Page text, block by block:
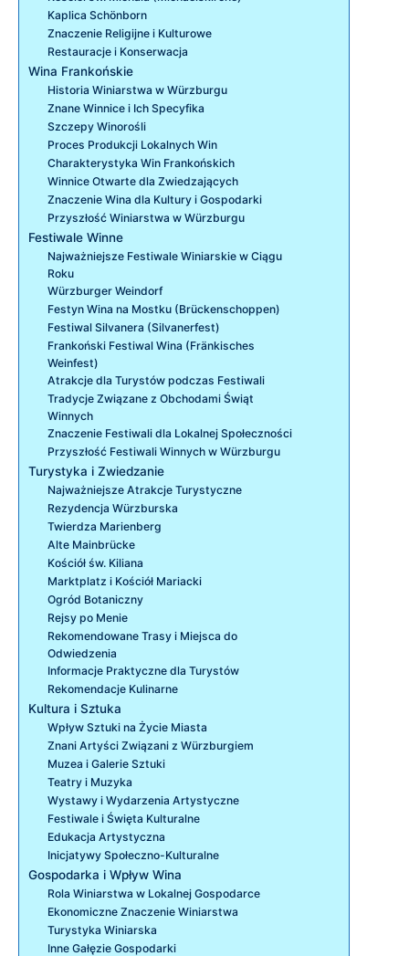
Kaplica Schönborn
Znaczenie Religijne i Kulturowe
Restauracje i Konserwacja
Wina Frankońskie
Historia Winiarstwa w Würzburgu
Znane Winnice i Ich Specyfika
Szczepy Winorośli
Proces Produkcji Lokalnych Win
Charakterystyka Win Frankońskich
Winnice Otwarte dla Zwiedzających
Znaczenie Wina dla Kultury i Gospodarki
Przyszłość Winiarstwa w Würzburgu
Festiwale Winne
Najważniejsze Festiwale Winiarskie w Ciągu
Roku
Würzburger Weindorf
Festyn Wina na Mostku (Brückenschoppen)
Festiwal Silvanera (Silvanerfest)
Frankoński Festiwal Wina (Fränkisches
Weinfest)
Atrakcje dla Turystów podczas Festiwali
Tradycje Związane z Obchodami Świąt
Winnych
Znaczenie Festiwali dla Lokalnej Społeczności
Przyszłość Festiwali Winnych w Würzburgu
Turystyka i Zwiedzanie
Najważniejsze Atrakcje Turystyczne
Rezydencja Würzburska
Twierdza Marienberg
Alte Mainbrücke
Kościół św. Kiliana
Marktplatz i Kościół Mariacki
Ogród Botaniczny
Rejsy po Menie
Rekomendowane Trasy i Miejsca do
Odwiedzenia
Informacje Praktyczne dla Turystów
Rekomendacje Kulinarne
Kultura i Sztuka
Wpływ Sztuki na Życie Miasta
Znani Artyści Związani z Würzburgiem
Muzea i Galerie Sztuki
Teatry i Muzyka
Wystawy i Wydarzenia Artystyczne
Festiwale i Święta Kulturalne
Edukacja Artystyczna
Inicjatywy Społeczno-Kulturalne
Gospodarka i Wpływ Wina
Rola Winiarstwa w Lokalnej Gospodarce
Ekonomiczne Znaczenie Winiarstwa
Turystyka Winiarska
Inne Gałęzie Gospodarki